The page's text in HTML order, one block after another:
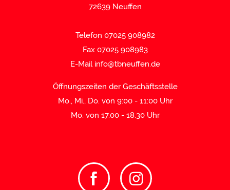
72639 Neuffen
Telefon 07025 908982
Fax 07025 908983
E-Mail info@tbneuffen.de
Öffnungszeiten der Geschäftsstelle
Mo., Mi., Do. von 9:00 - 11:00 Uhr
Mo. von 17.00 - 18.30 Uhr